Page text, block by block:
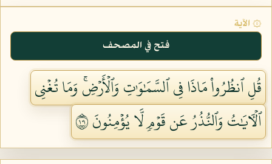
۞ الآية
فتح في المصحف
قُلِ ٱنظُرُواْ مَاذَا فِي ٱلسَّمَٰوَٰتِ وَٱلۡأَرۡضِۚ وَمَا تُغۡنِي
ٱلۡأٓيَٰتُ وَٱلنُّذُرُ عَن قَوۡمٖ لَّا يُؤۡمِنُونَ ١٠١